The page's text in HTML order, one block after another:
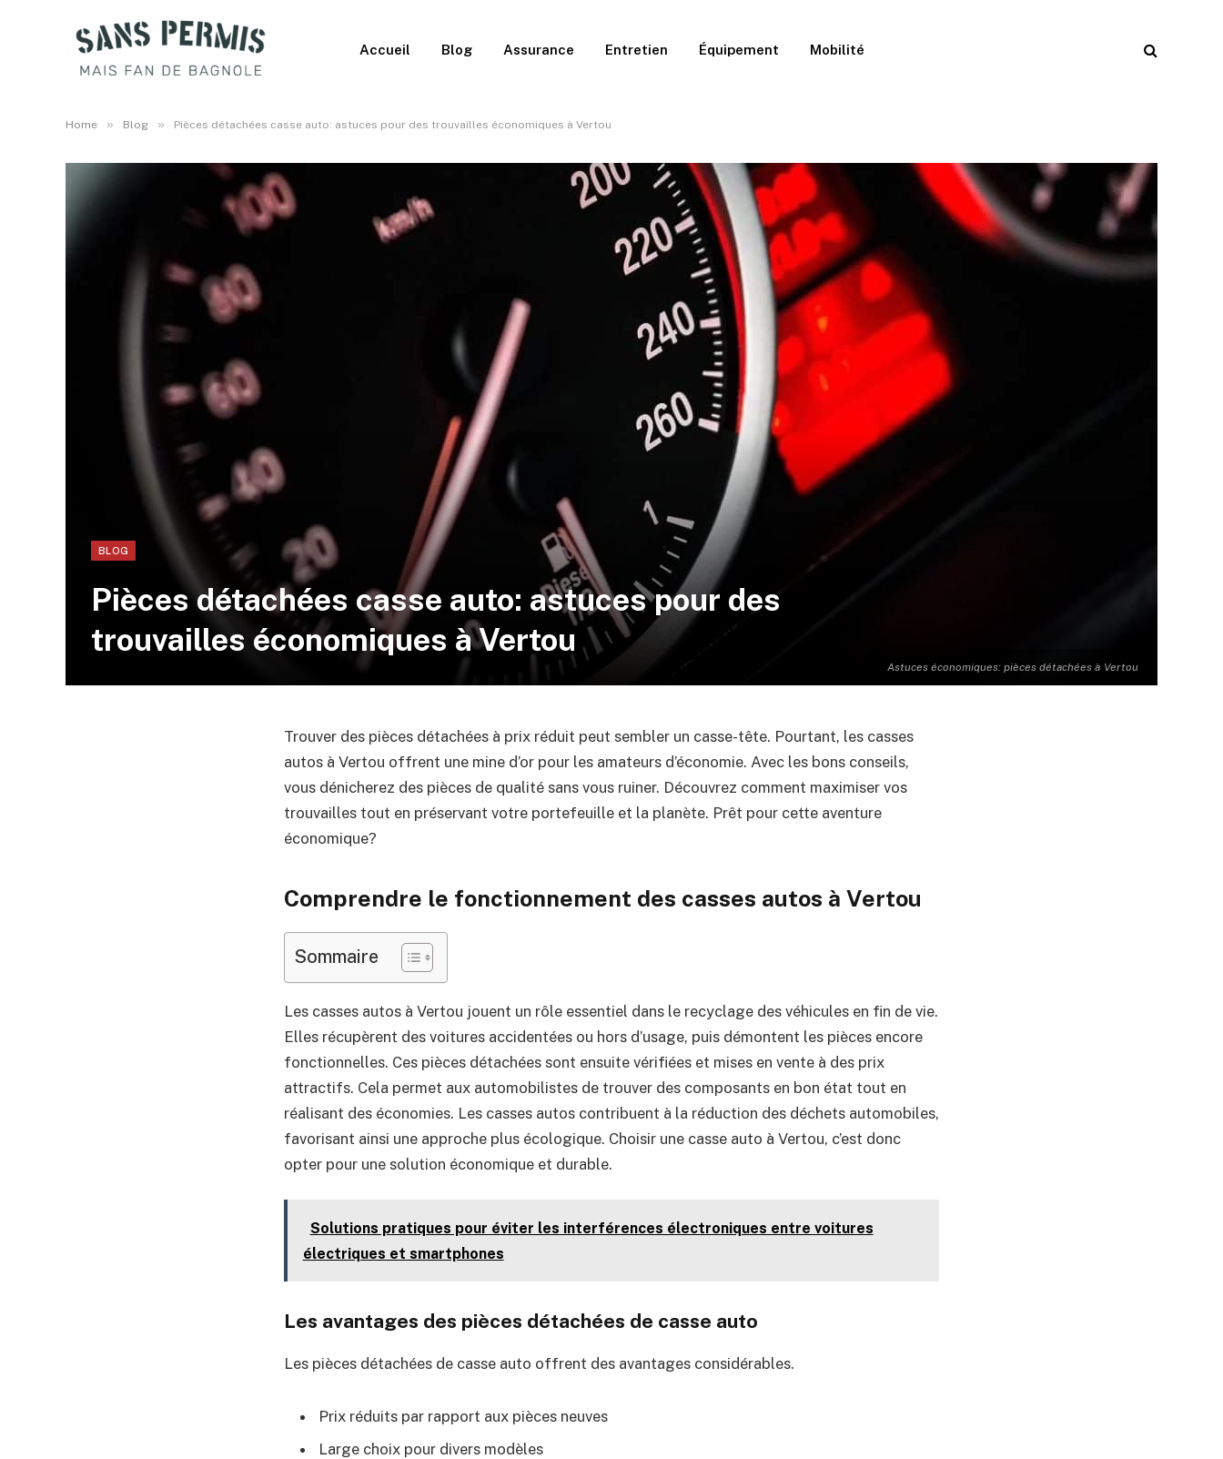
Accueil Blog Assurance Entretien Équipement Mobilité
Home » Blog » Pièces détachées casse auto: astuces pour des trouvailles économiques à Vertou
Astuces économiques: pièces détachées à Vertou
BLOG
Pièces détachées casse auto: astuces pour des
trouvailles économiques à Vertou
Trouver des pièces détachées à prix réduit peut sembler un casse-tête. Pourtant, les casses
autos à Vertou offrent une mine d’or pour les amateurs d’économie. Avec les bons conseils,
vous dénicherez des pièces de qualité sans vous ruiner. Découvrez comment maximiser vos
trouvailles tout en préservant votre portefeuille et la planète. Prêt pour cette aventure
économique?
Comprendre le fonctionnement des casses autos à Vertou
Sommaire
Les casses autos à Vertou jouent un rôle essentiel dans le recyclage des véhicules en fin de vie.
Elles récupèrent des voitures accidentées ou hors d’usage, puis démontent les pièces encore
fonctionnelles. Ces pièces détachées sont ensuite vérifiées et mises en vente à des prix
attractifs. Cela permet aux automobilistes de trouver des composants en bon état tout en
réalisant des économies. Les casses autos contribuent à la réduction des déchets automobiles,
favorisant ainsi une approche plus écologique. Choisir une casse auto à Vertou, c’est donc
opter pour une solution économique et durable.
Solutions pratiques pour éviter les interférences électroniques entre voitures
électriques et smartphones
Les avantages des pièces détachées de casse auto
Les pièces détachées de casse auto offrent des avantages considérables.
Prix réduits par rapport aux pièces neuves
Large choix pour divers modèles